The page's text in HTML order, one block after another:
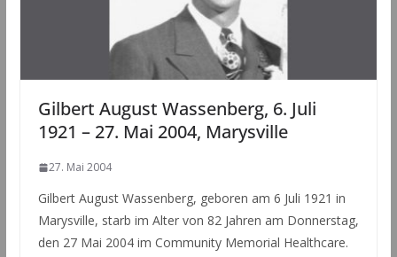
Gilbert August Wassenberg, 6. Juli
1921 – 27. Mai 2004, Marysville
27. Mai 2004
Gilbert August Wassenberg, geboren am 6 Juli 1921 in
Marysville, starb im Alter von 82 Jahren am Donnerstag,
den 27 Mai 2004 im Community Memorial Healthcare.